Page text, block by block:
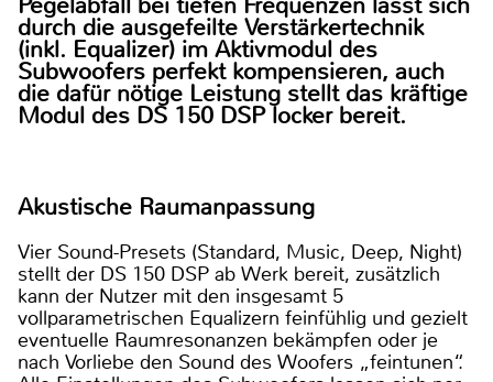
Pegelabfall bei tiefen Frequenzen lässt sich
durch die ausgefeilte Verstärkertechnik
(inkl. Equalizer) im Aktivmodul des
Subwoofers perfekt kompensieren, auch
die dafür nötige Leistung stellt das kräftige
Modul des DS 150 DSP locker bereit.
Akustische Raumanpassung
Vier Sound-Presets (Standard, Music, Deep, Night)
stellt der DS 150 DSP ab Werk bereit, zusätzlich
kann der Nutzer mit den insgesamt 5
vollparametrischen Equalizern feinfühlig und gezielt
eventuelle Raumresonanzen bekämpfen oder je
nach Vorliebe den Sound des Woofers „feintunen“.